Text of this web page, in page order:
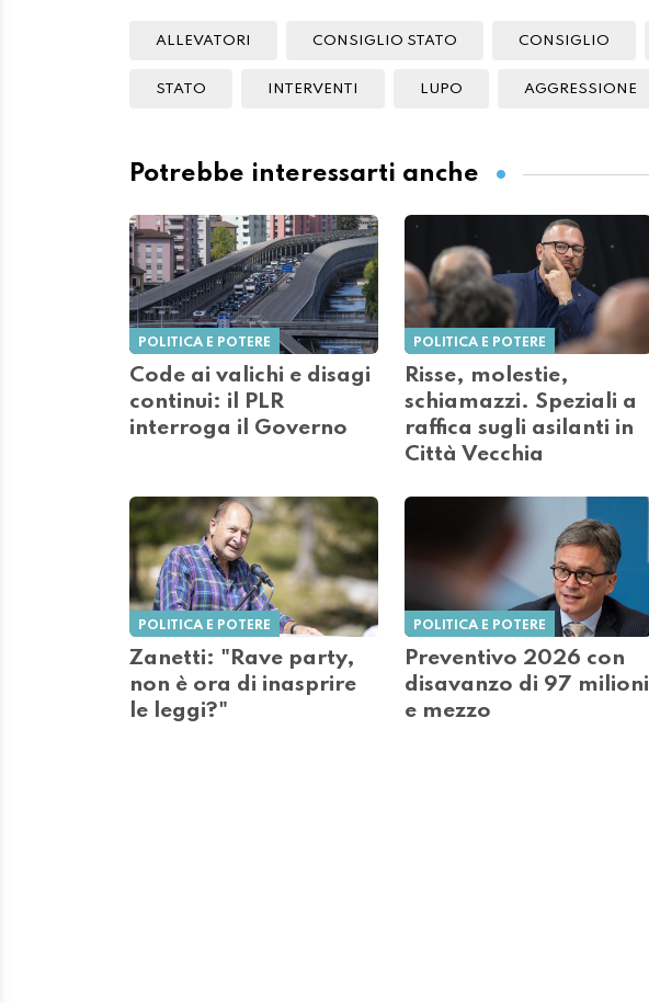
ALLEVATORI CONSIGLIO STATO CONSIGLIO
STATO INTERVENTI LUPO AGGRESSIONE
Potrebbe interessarti anche
POLITICA E POTERE
Code ai valichi e disagi
continui: il PLR
interroga il Governo
POLITICA E POTERE
Risse, molestie,
schiamazzi. Speziali a
raffica sugli asilanti in
Città Vecchia
POLITICA E POTERE
Zanetti: "Rave party,
non è ora di inasprire
le leggi?"
POLITICA E POTERE
Preventivo 2026 con
disavanzo di 97 milioni
e mezzo